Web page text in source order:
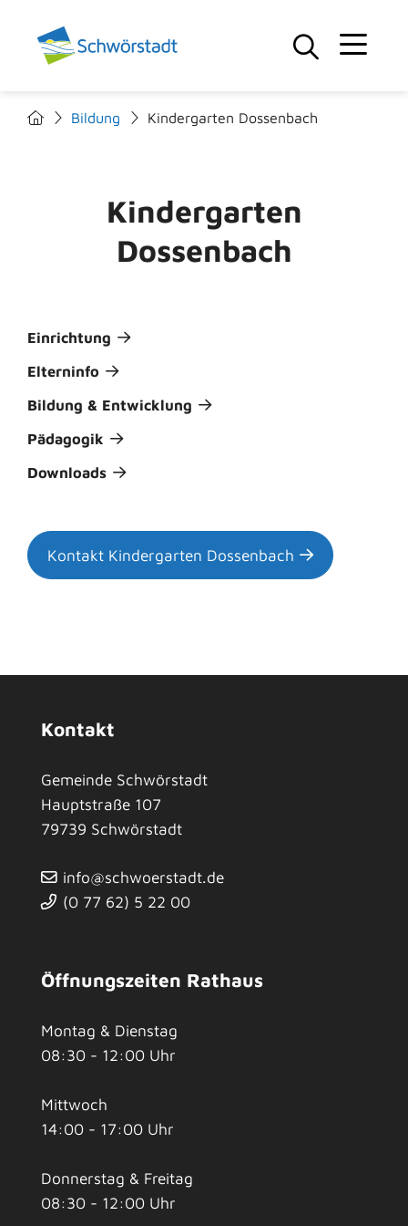
Bildung Kindergarten Dossenbach
Kindergarten
Dossenbach
Einrichtung
Elterninfo
Bildung & Entwicklung
Pädagogik
Downloads
Kontakt Kindergarten Dossenbach
Kontakt
Gemeinde Schwörstadt
Hauptstraße 107
79739 Schwörstadt
info@schwoerstadt.de
(0 77 62) 5 22 00
Öffnungszeiten Rathaus
Montag & Dienstag
08:30 - 12:00 Uhr
Mittwoch
14:00 - 17:00 Uhr
Donnerstag & Freitag
08:30 - 12:00 Uhr